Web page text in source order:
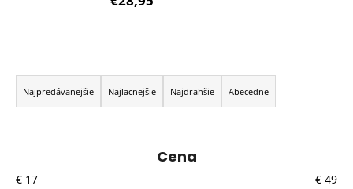
R
a
d
i
Najpredávanejšie Najlacnejšie Najdrahšie Abecedne
Cena
€ 17 € 49